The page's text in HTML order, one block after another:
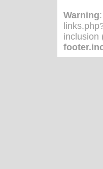
Warning
inclusion